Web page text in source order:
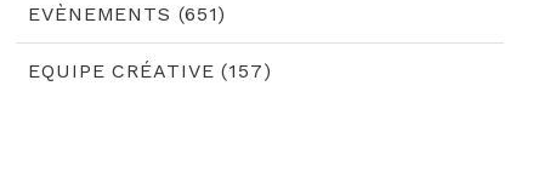
EVÈNEMENTS (651)
EQUIPE CRÉATIVE (157)